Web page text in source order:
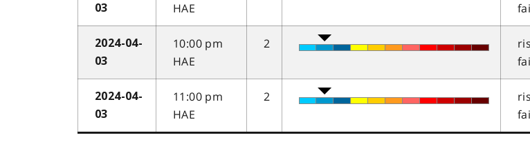
03
HAE
2024-04-
03
10:00 pm
HAE
2
2024-04-
03
11:00 pm
HAE
2